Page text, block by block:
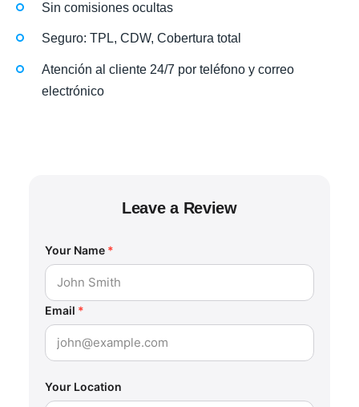
Sin comisiones ocultas
Seguro: TPL, CDW, Cobertura total
Atención al cliente 24/7 por teléfono y correo
electrónico
Leave a Review
Your Name *
Email *
Your Location